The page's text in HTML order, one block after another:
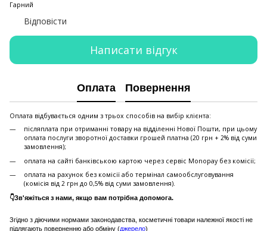
Гарний
Відповісти
Написати відгук
Оплата Повернення
Оплата відбувається одним з трьох способів на вибір клієнта:
післяплата при отриманні товару на відділенні Нової Пошти, при цьому
оплата послуги зворотної доставки грошей платна (20 грн + 2% від суми
замовлення);
оплата на сайті банківською картою через сервіс Monopay без комісії;
оплата на рахунок без комісії або термінал самообслуговування
(комісія від 2 грн до 0,5% від суми замовлення).
👇Зв'яжіться з нами, якщо вам потрібна допомога.
Згідно з діючими нормами законодавства, косметичні товари належної якості не
підлягають поверненню або обміну (джерело)